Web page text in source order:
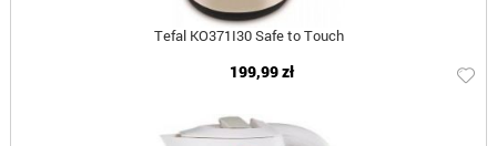
Tefal KO371I30 Safe to Touch
199,99 zł